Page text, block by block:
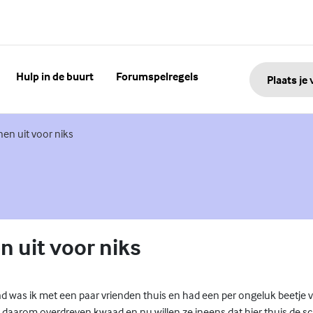
Hulp in de buurt Forumspelregels Plaats je
uit voor niks
uit voor niks
was ik met een paar vrienden thuis en had een per ongeluk beetje